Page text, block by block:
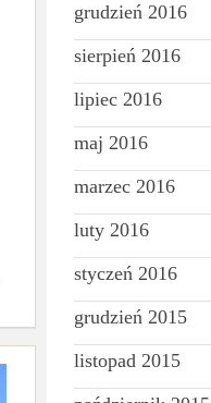
grudzień 2016
sierpień 2016
lipiec 2016
maj 2016
marzec 2016
luty 2016
styczeń 2016
grudzień 2015
listopad 2015